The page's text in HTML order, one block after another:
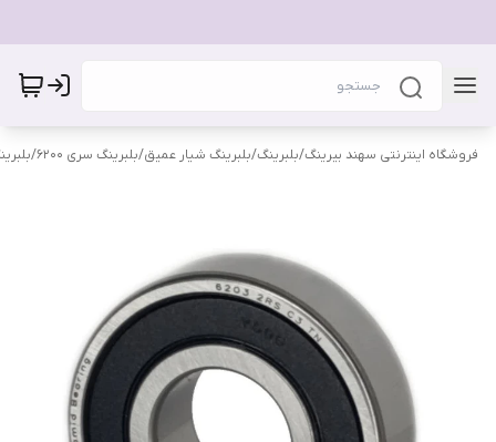
فروشگاه اینترنتی سهند بیرینگ/بلبرینگ/بلبرینگ شیار عمیق/بلبرینگ سری 6200 /بلبرینگ